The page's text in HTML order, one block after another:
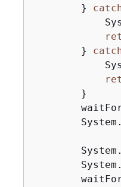
        }
        }
        }